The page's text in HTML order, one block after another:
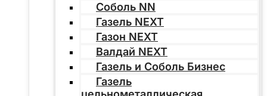
Соболь NN
Газель NEXT
Газон NEXT
Валдай NEXT
Газель и Соболь Бизнес
Газель